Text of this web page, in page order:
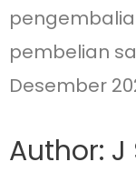
pembelian
Desember
Author: J